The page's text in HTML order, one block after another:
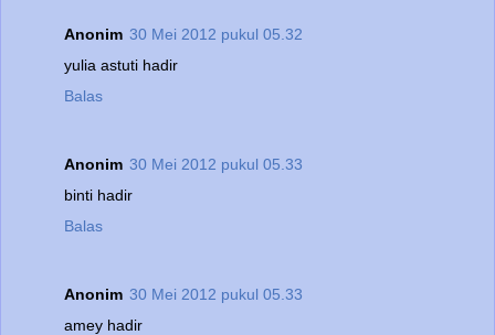
Anonim 30 Mei 2012 pukul 05.32
yulia astuti hadir
Balas
Anonim 30 Mei 2012 pukul 05.33
binti hadir
Balas
Anonim 30 Mei 2012 pukul 05.33
amey hadir